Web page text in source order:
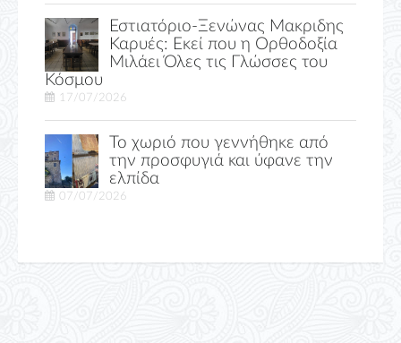
Εστιατόριο-Ξενώνας Μακριδης
Καρυές: Εκεί που η Ορθοδοξία
Μιλάει Όλες τις Γλώσσες του
Κόσμου
17/07/2026
Το χωριό που γεννήθηκε από
την προσφυγιά και ύφανε την
ελπίδα
07/07/2026